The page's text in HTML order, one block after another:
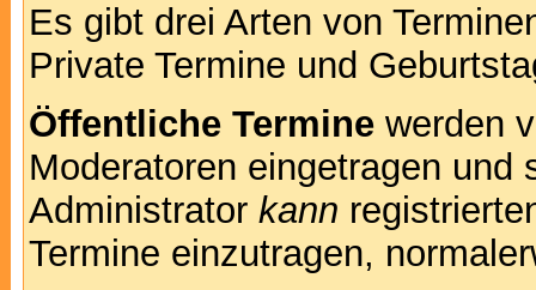
Es gibt drei Arten von
Private Termine und
Öffentliche Termine werden
Moderatoren eingetragen und
Administrator kann
Termine einzutragen,